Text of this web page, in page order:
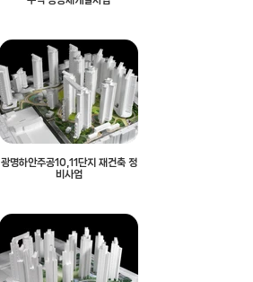
광명하안주공10,11단지 재건축 정
비사업